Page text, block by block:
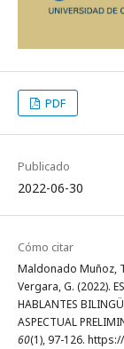
PDF
Publicado
2022-06-30
Cómo citar
Maldonado Muñoz,
Vergara, G. (2022).
HABLANTES
ASPECTUAL
60(1), 97-126.